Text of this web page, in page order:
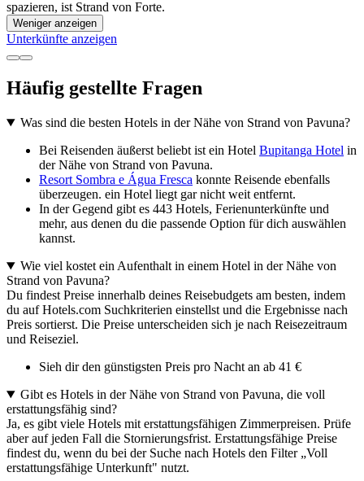
spazieren, ist Strand von Forte.
Weniger anzeigen
Unterkünfte anzeigen
Häufig gestellte Fragen
Was sind die besten Hotels in der Nähe von Strand von Pavuna?
Bei Reisenden äußerst beliebt ist ein Hotel Bupitanga Hotel in
der Nähe von Strand von Pavuna.
Resort Sombra e Água Fresca konnte Reisende ebenfalls
überzeugen. ein Hotel liegt gar nicht weit entfernt.
In der Gegend gibt es 443 Hotels, Ferienunterkünfte und
mehr, aus denen du die passende Option für dich auswählen
kannst.
Wie viel kostet ein Aufenthalt in einem Hotel in der Nähe von
Strand von Pavuna?
Du findest Preise innerhalb deines Reisebudgets am besten, indem
du auf Hotels.com Suchkriterien einstellst und die Ergebnisse nach
Preis sortierst. Die Preise unterscheiden sich je nach Reisezeitraum
und Reiseziel.
Sieh dir den günstigsten Preis pro Nacht an ab 41 €
Gibt es Hotels in der Nähe von Strand von Pavuna, die voll
erstattungsfähig sind?
Ja, es gibt viele Hotels mit erstattungsfähigen Zimmerpreisen. Prüfe
aber auf jeden Fall die Stornierungsfrist. Erstattungsfähige Preise
findest du, wenn du bei der Suche nach Hotels den Filter „Voll
erstattungsfähige Unterkunft" nutzt.